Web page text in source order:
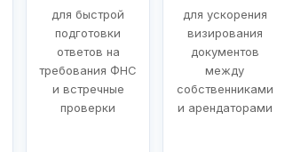
для быстрой
подготовки
ответов на
требования ФНС
и встречные
проверки
для ускорения
визирования
документов
между
собственниками
и арендаторами